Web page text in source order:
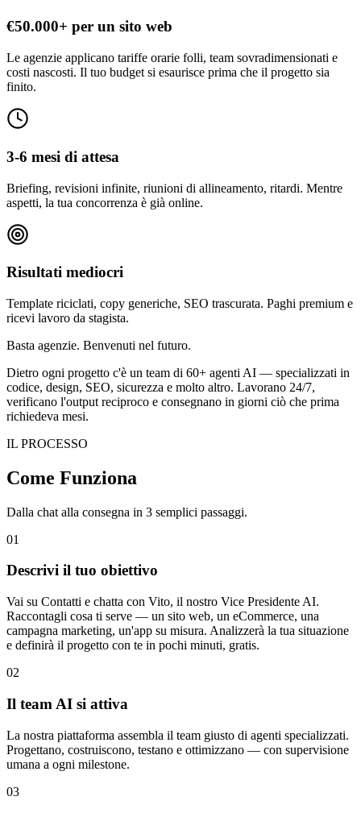
€50.000+ per un sito web
Le agenzie applicano tariffe orarie folli, team sovradimensionati e
costi nascosti. Il tuo budget si esaurisce prima che il progetto sia
finito.
3-6 mesi di attesa
Briefing, revisioni infinite, riunioni di allineamento, ritardi. Mentre
aspetti, la tua concorrenza è già online.
Risultati mediocri
Template riciclati, copy generiche, SEO trascurata. Paghi premium e
ricevi lavoro da stagista.
Basta agenzie. Benvenuti nel futuro.
Dietro ogni progetto c'è un team di 60+ agenti AI — specializzati in
codice, design, SEO, sicurezza e molto altro. Lavorano 24/7,
verificano l'output reciproco e consegnano in giorni ciò che prima
richiedeva mesi.
IL PROCESSO
Come Funziona
Dalla chat alla consegna in 3 semplici passaggi.
01
Descrivi il tuo obiettivo
Vai su Contatti e chatta con Vito, il nostro Vice Presidente AI.
Raccontagli cosa ti serve — un sito web, un eCommerce, una
campagna marketing, un'app su misura. Analizzerà la tua situazione
e definirà il progetto con te in pochi minuti, gratis.
02
Il team AI si attiva
La nostra piattaforma assembla il team giusto di agenti specializzati.
Progettano, costruiscono, testano e ottimizzano — con supervisione
umana a ogni milestone.
03